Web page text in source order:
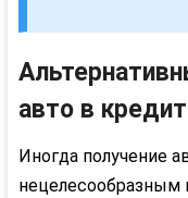
авто в кредит
Иногда получение